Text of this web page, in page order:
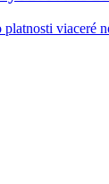
viaceré